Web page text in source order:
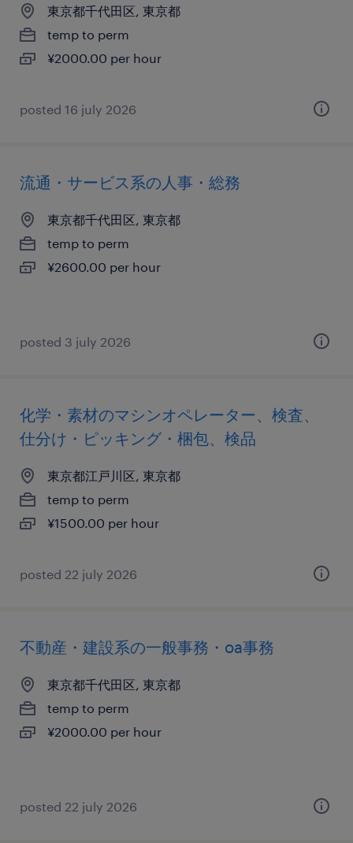
東京都千代田区, 東京都
temp to perm
¥2000.00 per hour
posted 16 july 2026
流通・サービス系の人事・総務
東京都千代田区, 東京都
temp to perm
¥2600.00 per hour
posted 3 july 2026
化学・素材のマシンオペレーター、検査、
仕分け・ピッキング・梱包、検品
東京都江戸川区, 東京都
temp to perm
¥1500.00 per hour
posted 22 july 2026
不動産・建設系の一般事務・oa事務
東京都千代田区, 東京都
temp to perm
¥2000.00 per hour
posted 22 july 2026